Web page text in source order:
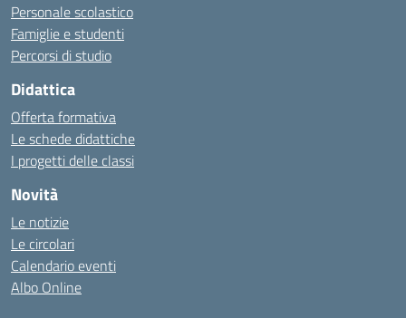
Personale scolastico
Famiglie e studenti
Percorsi di studio
Didattica
Offerta formativa
Le schede didattiche
I progetti delle classi
Novità
Le notizie
Le circolari
Calendario eventi
Albo Online